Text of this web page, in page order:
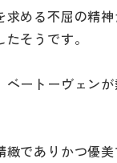
求める不屈の精
そうです。
ベートーヴェン
緻でありかつ優